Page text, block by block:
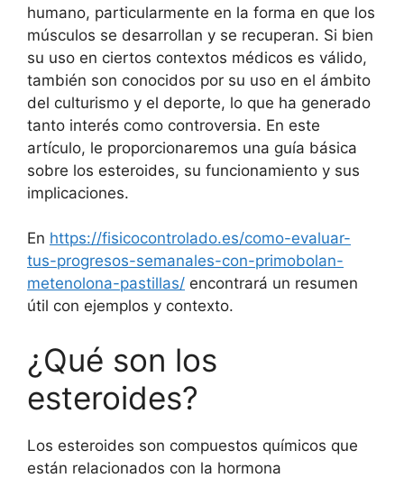
humano, particularmente en la forma en que los
músculos se desarrollan y se recuperan. Si bien
su uso en ciertos contextos médicos es válido,
también son conocidos por su uso en el ámbito
del culturismo y el deporte, lo que ha generado
tanto interés como controversia. En este
artículo, le proporcionaremos una guía básica
sobre los esteroides, su funcionamiento y sus
implicaciones.
En https://fisicocontrolado.es/como-evaluar-
tus-progresos-semanales-con-primobolan-
metenolona-pastillas/ encontrará un resumen
útil con ejemplos y contexto.
¿Qué son los
esteroides?
Los esteroides son compuestos químicos que
están relacionados con la hormona